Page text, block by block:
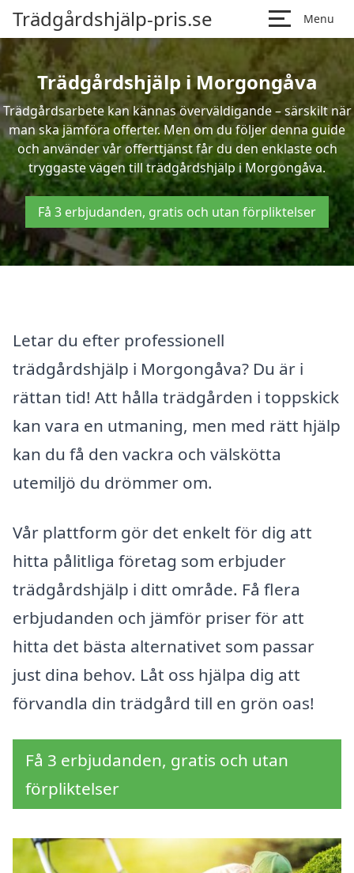
Trädgårdshjälp-pris.se Menu
Trädgårdshjälp i Morgongåva
Trädgårdsarbete kan kännas överväldigande – särskilt när
man ska jämföra offerter. Men om du följer denna guide
och använder vår offerttjänst får du den enklaste och
tryggaste vägen till trädgårdshjälp i Morgongåva.
Få 3 erbjudanden, gratis och utan förpliktelser
Letar du efter professionell
trädgårdshjälp i Morgongåva? Du är i
rättan tid! Att hålla trädgården i toppskick
kan vara en utmaning, men med rätt hjälp
kan du få den vackra och välskötta
utemiljö du drömmer om.
Vår plattform gör det enkelt för dig att
hitta pålitliga företag som erbjuder
trädgårdshjälp i ditt område. Få flera
erbjudanden och jämför priser för att
hitta det bästa alternativet som passar
just dina behov. Låt oss hjälpa dig att
förvandla din trädgård till en grön oas!
Få 3 erbjudanden, gratis och utan
förpliktelser